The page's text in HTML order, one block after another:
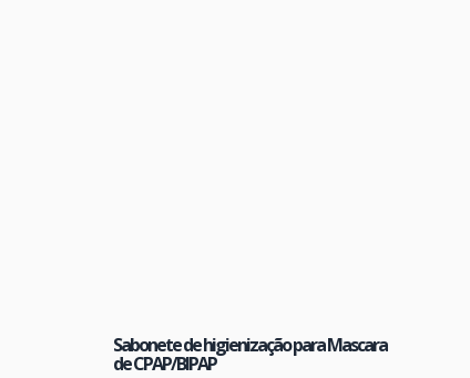
Sabonete de higienização para Mascara
de CPAP/BIPAP